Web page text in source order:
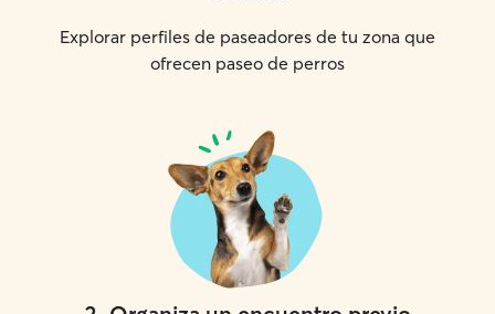
Explorar perfiles de paseadores de tu zona que
ofrecen paseo de perros